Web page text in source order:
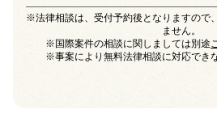
※法律相談は、受付予約後となりますので
ません。
※国際案件の相談に関しましては別途
※事案により無料法律相談に対応でき